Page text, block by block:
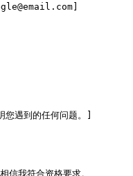
您遇到的任何问题。]
信我符合资格要求。